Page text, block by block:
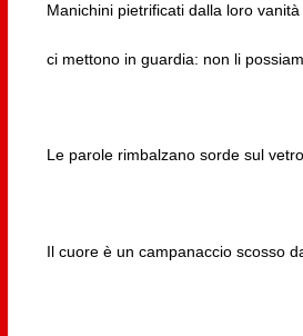
Manichini pietrificati dalla loro
ci mettono in guardia: non li
Le parole rimbalzano sorde sul
Il cuore è un campanaccio scosso